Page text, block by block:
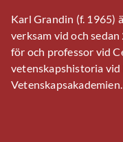
Karl Grandin (f. 1965)
verksam vid och
för och professor vid
vetenskapshistoria vid
Vetenskapsakademien.